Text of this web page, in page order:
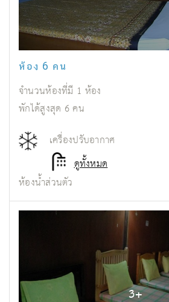
ห้อง 6 คน
จำนวนห้องที่มี 1 ห้อง
พักได้สูงสุด 6คน
เครื่องปรับอากาศ
ห้องน้ำส่วนตัว
ดูทั้งหมด
3+